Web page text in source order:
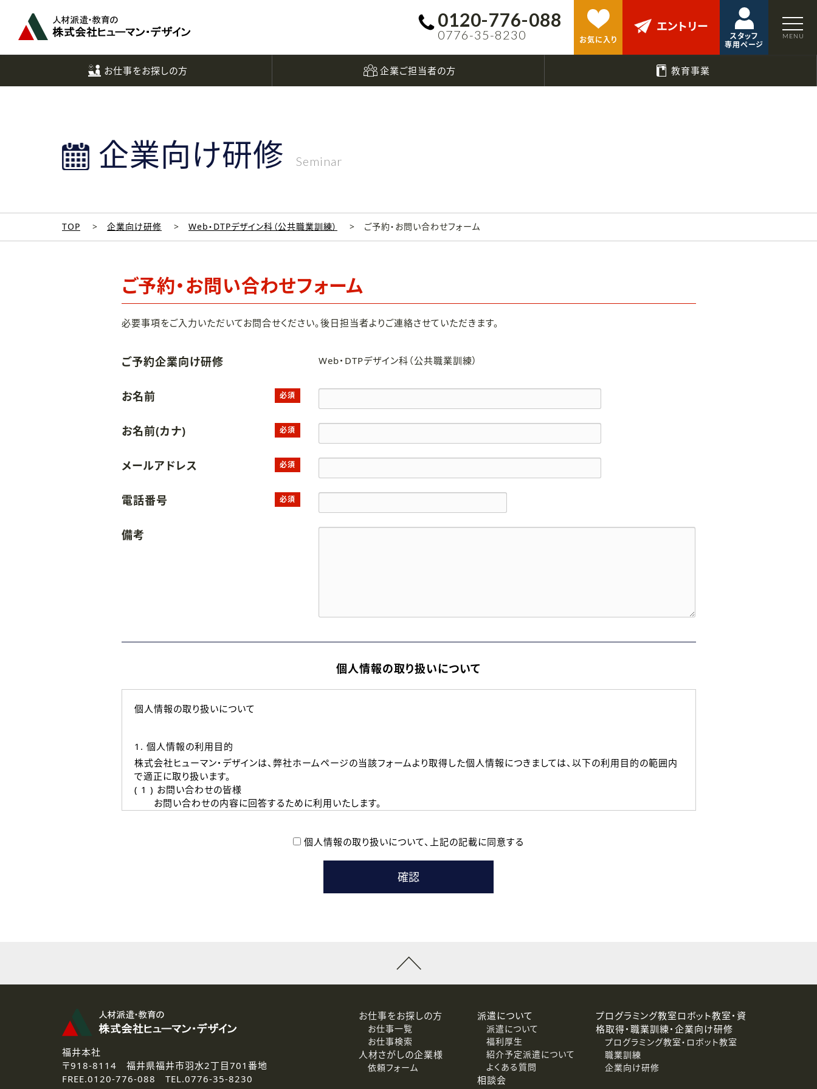
0120-776-088
0776-35-8230 お気に入り
エントリー
スタッフ
専用ページ
お仕事をお探しの方 企業ご担当者の方 教育事業
企業向け研修 Seminar
TOP 企業向け研修 Web・DTPデザイン科（公共職業訓練） ご予約・お問い合わせフォーム
ご予約・お問い合わせフォーム
必要事項をご入力いただいてお問合せください。後日担当者よりご連絡させていただきます。
ご予約企業向け研修 Web・DTPデザイン科（公共職業訓練）
お名前 必須
お名前(カナ) 必須
メールアドレス 必須
電話番号 必須
備考
個人情報の取り扱いについて
個人情報の取り扱いについて
1. 個人情報の利用目的
株式会社ヒューマン・デザインは、弊社ホームページの当該フォームより取得した個人情報につきましては、以下の利用目的の範囲内
で適正に取り扱います。
( 1 ) お問い合わせの皆様
お問い合わせの内容に回答するために利用いたします。
本登録に関するご連絡および本登録時の参考情報として利用いたします。
なお、ご連絡手段は、電話・Ｅメールのいずれかの方法といたします。
3.個人情報の取り扱いの委託
弊社の定める個人情報保護の評価基準を満たした委託先に、個人情報を委託する場合があります。
4.個人情報の開示等について
ご提供いただいた個人情報の開示等（利用目的の通知、開示、訂正、追加または削除、利用の停止、消去および第三者への提供停止）
個人情報の取り扱いについて、 上記の記載に同意する
へ
福井本社
〒918-8114 福井県福井市羽水2丁目701番地
FREE.0120-776-088 TEL.0776-35-8230
お仕事をお探しの方
お仕事一覧
お仕事検索
人材さがしの企業様
依頼フォーム
派遣について
派遣について
福利厚生
紹介予定派遣について
よくある質問
相談会
プログラミング教室ロボット教室・資
格取得・職業訓練・企業向け研修
プログラミング教室・ロボット教室
職業訓練
企業向け研修